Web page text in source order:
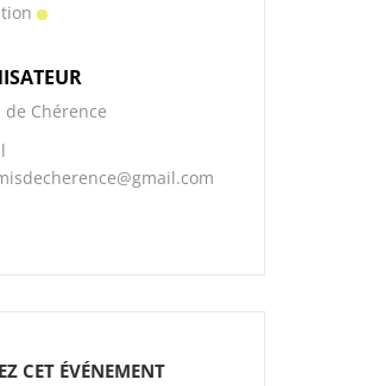
de Chérence
CET ÉVÉNEMENT